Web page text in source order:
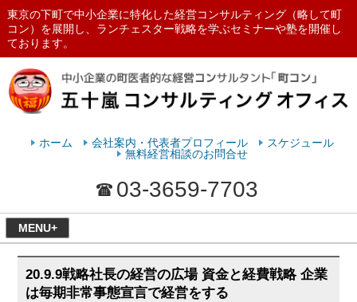
東京の下町で中小企業に特化した経営コンサルティング（略して町
コン）を展開し、ランチェスター戦略を学ぶセミナーや塾を開催し
ております。
ランチェスターの法則を学ぶなら
ホーム 会社案内・代表者プロフィール
スケジュール
無料経営相談のお問合せ
03-3659-7703
MENU+
20.9.9戦略社長の経営の広場 資金と経費戦略 企業
は毎期非常事態宣言で経営をする